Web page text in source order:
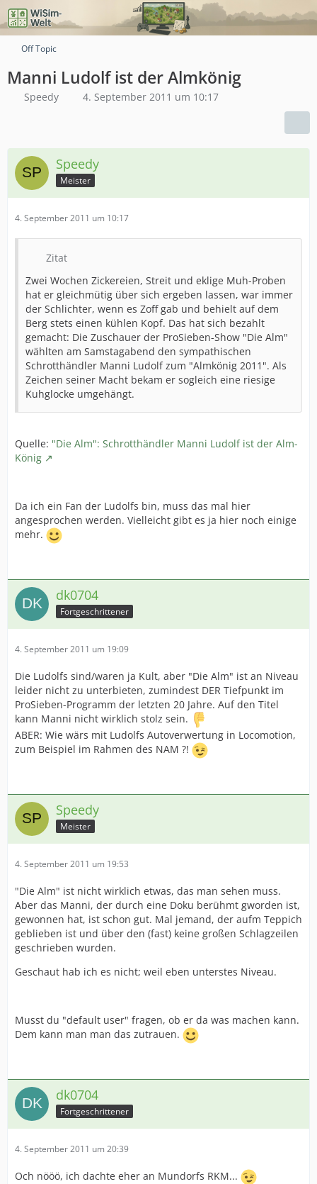
Off Topic
Manni Ludolf ist der Almkönig
Speedy 4. September 2011 um 10:17
Speedy
Meister
4. September 2011 um 10:17
Zitat
Zwei Wochen Zickereien, Streit und eklige Muh-Proben
hat er gleichmütig über sich ergeben lassen, war immer
der Schlichter, wenn es Zoff gab und behielt auf dem
Berg stets einen kühlen Kopf. Das hat sich bezahlt
gemacht: Die Zuschauer der ProSieben-Show "Die Alm"
wählten am Samstagabend den sympathischen
Schrotthändler Manni Ludolf zum "Almkönig 2011". Als
Zeichen seiner Macht bekam er sogleich eine riesige
Kuhglocke umgehängt.
Quelle: "Die Alm": Schrotthändler Manni Ludolf ist der Alm-
König
Da ich ein Fan der Ludolfs bin, muss das mal hier
angesprochen werden. Vielleicht gibt es ja hier noch einige
mehr.
dk0704
Fortgeschrittener
4. September 2011 um 19:09
Die Ludolfs sind/waren ja Kult, aber "Die Alm" ist an Niveau
leider nicht zu unterbieten, zumindest DER Tiefpunkt im
ProSieben-Programm der letzten 20 Jahre. Auf den Titel
kann Manni nicht wirklich stolz sein.
ABER: Wie wärs mit Ludolfs Autoverwertung in Locomotion,
zum Beispiel im Rahmen des NAM ?!
Speedy
Meister
4. September 2011 um 19:53
"Die Alm" ist nicht wirklich etwas, das man sehen muss.
Aber das Manni, der durch eine Doku berühmt gworden ist,
gewonnen hat, ist schon gut. Mal jemand, der aufm Teppich
geblieben ist und über den (fast) keine großen Schlagzeilen
geschrieben wurden.
Geschaut hab ich es nicht; weil eben unterstes Niveau.
Musst du "default user" fragen, ob er da was machen kann.
Dem kann man man das zutrauen.
dk0704
Fortgeschrittener
4. September 2011 um 20:39
Och nööö, ich dachte eher an Mundorfs RKM...